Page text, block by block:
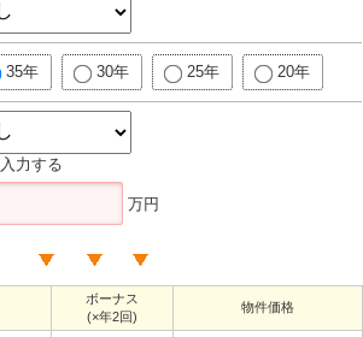
35年 30年 25年 20年
力する
万円
ボーナス
(×年2回)
物件価格